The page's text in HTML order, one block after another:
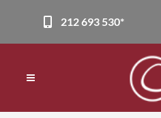
212 693 530*